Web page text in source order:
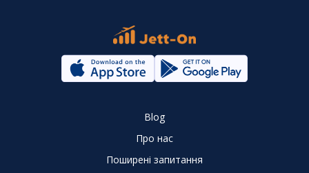
Blog
Про нас
Поширені запитання